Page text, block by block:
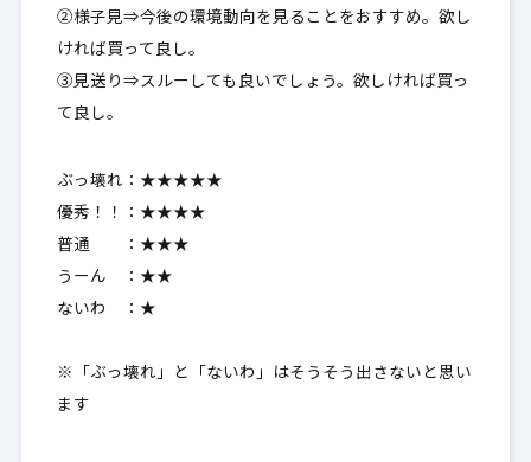
②様子見⇒今後の環境動向を見ることをおすすめ。欲し
ければ買って良し。
③見送り⇒スルーしても良いでしょう。欲しければ買っ
て良し。
ぶっ壊れ：★★★★★
優秀！！：★★★★
普通 ：★★★
うーん ：★★
ないわ ：★
※「ぶっ壊れ」と「ないわ」はそうそう出さないと思い
ます